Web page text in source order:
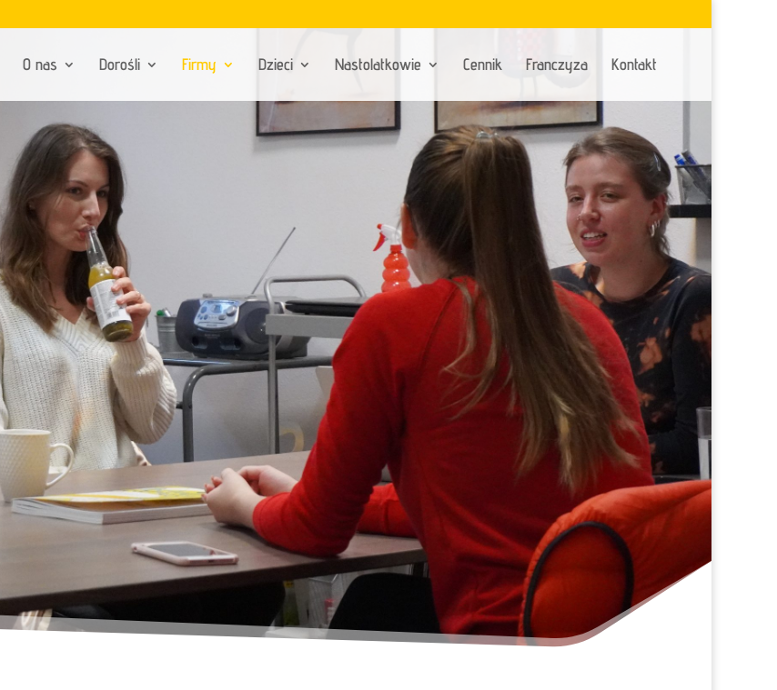
O nas Dorośli Firmy Dzieci Nastolatkowie Cennik Franczyza Kontakt